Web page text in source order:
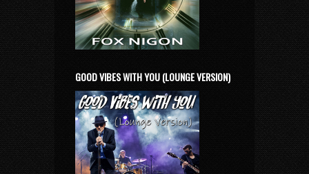
GOOD VIBES WITH YOU (LOUNGE VERSION)